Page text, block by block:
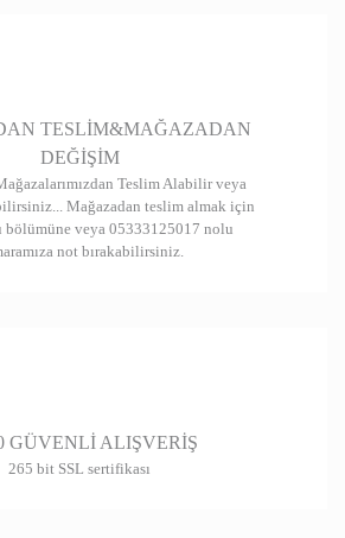
Gönder
TESLİM&MAĞAZADAN
DEĞİŞİM
Teslim Alabilir veya
Mağazadan teslim almak için
bölümüne veya 05333125017 nolu
not bırakabilirsiniz.
GÜVENLİ ALIŞVERİŞ
265 bit SSL sertifikası